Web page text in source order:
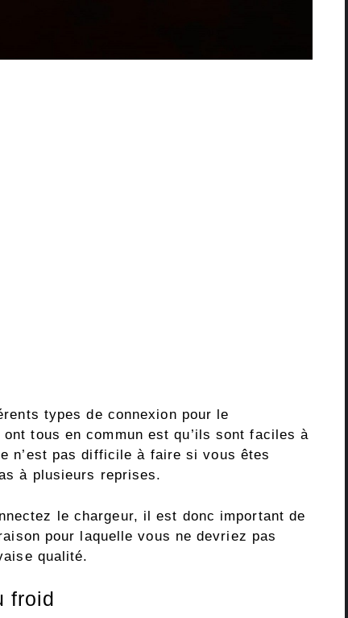
types de connexion pour le
tous en commun est qu’ils sont faciles à
n’est pas difficile à faire si vous êtes
à plusieurs reprises.
le chargeur, il est donc important de
pour laquelle vous ne devriez pas
qualité.
froid